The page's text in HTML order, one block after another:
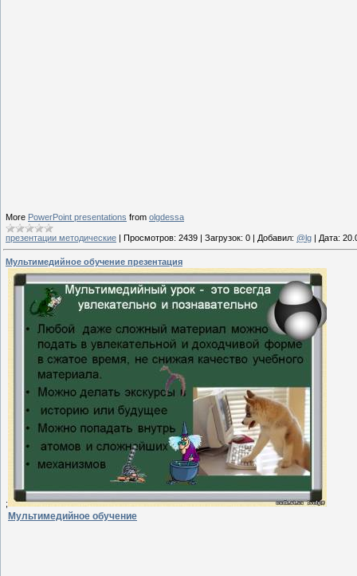
More PowerPoint presentations from olgdessa
презентации методические | Просмотров: 2439 | Загрузок: 0 | Добавил: @lg | Дата:
Мультимедийное обучение презентация
;
Мультимедийное обучение